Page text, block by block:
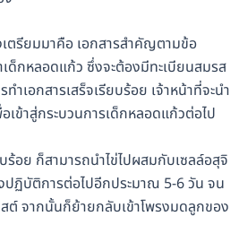
ตรียมมาคือ เอกสารสำคัญตามข้อ
ด็กหลอดแก้ว ซึ่งจะต้องมีทะเบียนสมรส
ำเอกสารเสร็จเรียบร้อย เจ้าหน้าที่จะนำ
เข้าสู่กระบวนการเด็กหลอดแก้วต่อไป
ร้อย ก็สามารถนำไข่ไปผสมกับเซลล์อสุจิ
ปฏิบัติการต่อไปอีกประมาณ 5-6 วัน จน
สต์ จากนั้นก็ย้ายกลับเข้าโพรงมดลูกของ